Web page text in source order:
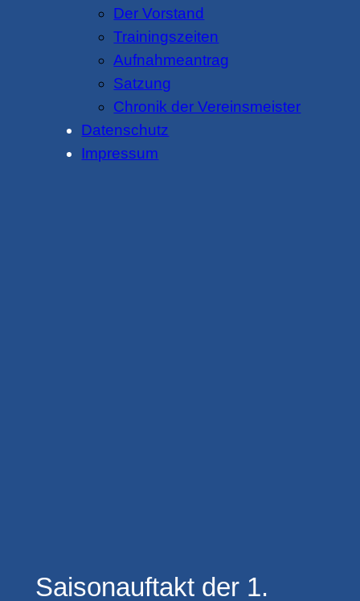
Der Vorstand
Trainingszeiten
Aufnahmeantrag
Satzung
Chronik der Vereinsmeister
Datenschutz
Impressum
Saisonauftakt der 1.